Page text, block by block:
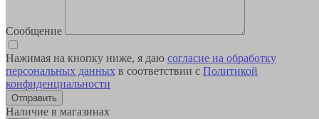
Сообщение
Нажимая на кнопку ниже, я даю согласие на обработку
персональных данных в соответствии с Политикой
конфиденциальности
Наличие в магазинах